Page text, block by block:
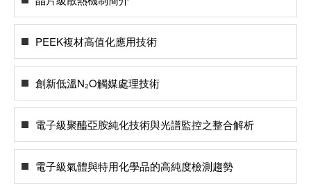
PEEK複材高值化應用技術
創新低溫N₂O觸媒處理技術
電子級聚醯亞胺純化技術與光譜監控之整合解析
電子級氣體與特用化學品的高純度檢測趨勢